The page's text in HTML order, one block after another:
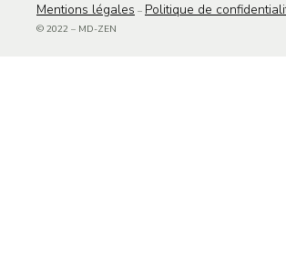
Mentions légales – Politique de
© 2022 – MD-ZEN